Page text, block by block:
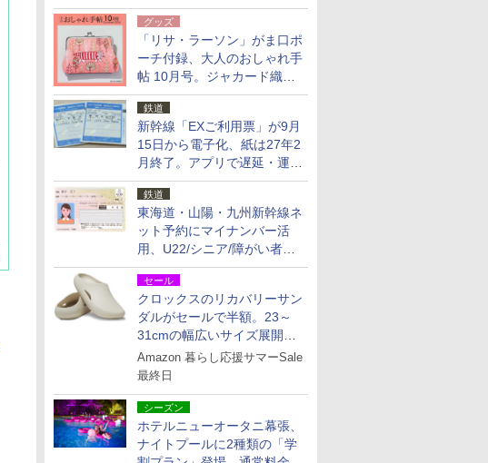
USBケーブルや缶ケースなど
グッズ
「リサ・ラーソン」がま口ポ
ーチ付録、大人のおしゃれ手
帖 10月号。ジャカード織の
北欧猫デザイン
鉄道
新幹線「EXご利用票」が9月
15日から電子化、紙は27年2
月終了。アプリで遅延・運休
も確認可能に
鉄道
東海道・山陽・九州新幹線ネ
ット予約にマイナンバー活
用、U22/シニア/障がい者割
を9月15日から発売
セール
クロックスのリカバリーサン
ダルがセールで半額。23～
31cmの幅広いサイズ展開、
独自のクッション素材を採用
Amazon 暮らし応援サマーSale
最終日
シーズン
ホテルニューオータニ幕張、
ナイトプールに2種類の「学